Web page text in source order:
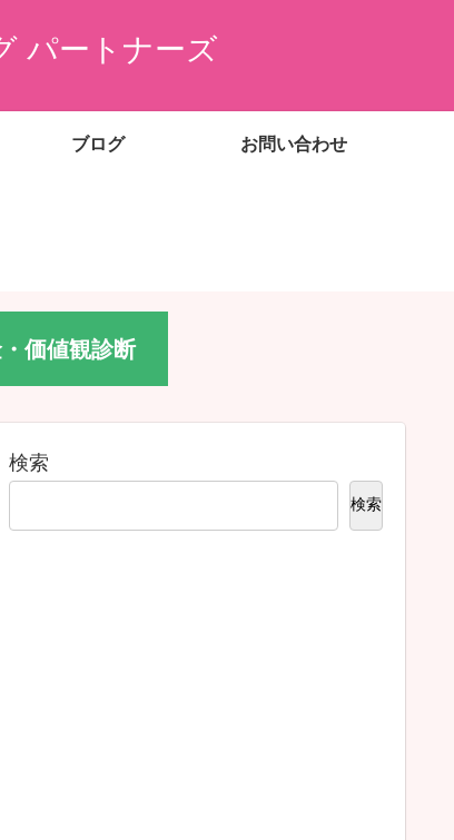
パートナーズ
ブログ お問い合わせ
価値観診断
検索
検索